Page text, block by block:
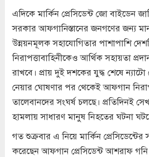
এদিকে মার্কিন প্রেসিডেন্ট জো বাইডেন
সরকার আফগানিস্তানের জনগণের জন্য
উন্নয়নমূলক সহাযোগিতার পাশাপাশি
নিরাপত্তাবাহিনীকেও আর্থিক সহায়তা
রাখবে। প্রায় দুই দশকের যুদ্ধ শেষে ন্যাটো
নেয়ার ঘোষণার পর থেকেই আফগান
তালেবানদের সংঘর্ষ চলছে। প্রতিদিনই
হামলায় সাধারণ মানুষ নিহতের ঘটনা
গত শুক্রবার এ নিয়ে মার্কিন প্রেসিডেন্টের
করেছেন আফগান প্রেসিডেন্ট আশরাফ